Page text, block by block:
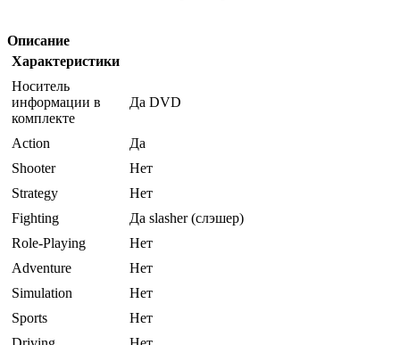
Описание
Характеристики
Носитель
информации в
комплекте
Да DVD
Action
Да
Shooter
Нет
Strategy
Нет
Fighting
Да slasher (слэшер)
Role-Playing
Нет
Adventure
Нет
Simulation
Нет
Sports
Нет